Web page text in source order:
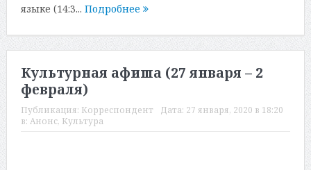
языке (14:3... Подробнее
Культурная афиша (27 января – 2
февраля)
Публикация: Корреспондент Дата: 27 января, 2020 в 18:20
в: Анонс, Культура